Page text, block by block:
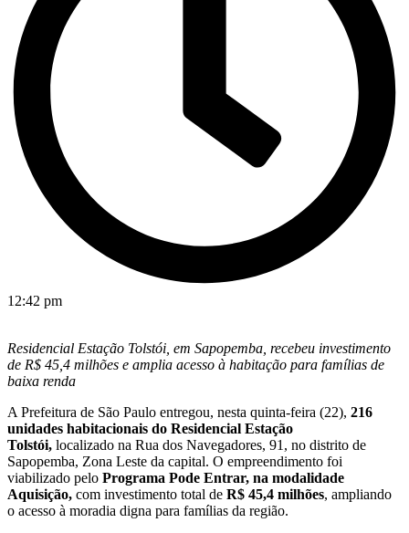
12:42 pm
Residencial Estação Tolstói, em Sapopemba, recebeu investimento
de R$ 45,4 milhões e amplia acesso à habitação para famílias de
baixa renda
A Prefeitura de São Paulo entregou, nesta quinta-feira (22), 216
unidades habitacionais do Residencial Estação
Tolstói, localizado na Rua dos Navegadores, 91, no distrito de
Sapopemba, Zona Leste da capital. O empreendimento foi
viabilizado pelo Programa Pode Entrar, na modalidade
Aquisição, com investimento total de R$ 45,4 milhões, ampliando
o acesso à moradia digna para famílias da região.